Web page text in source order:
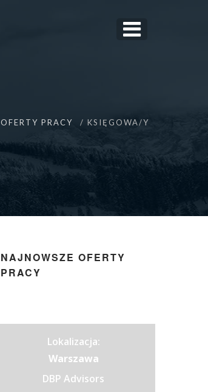
OFERTY PRACY KSIĘGOWA/Y
NAJNOWSZE OFERTY
PRACY
Lokalizacja:
Warszawa
DBP Advisors